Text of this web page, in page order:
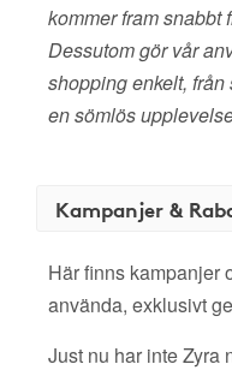
kommer fram snabbt
Dessutom gör vår
shopping enkelt,
en sömlös
Kampanjer &
Här finns kampanjer
använda, exklusivt
Just nu har inte Zyra